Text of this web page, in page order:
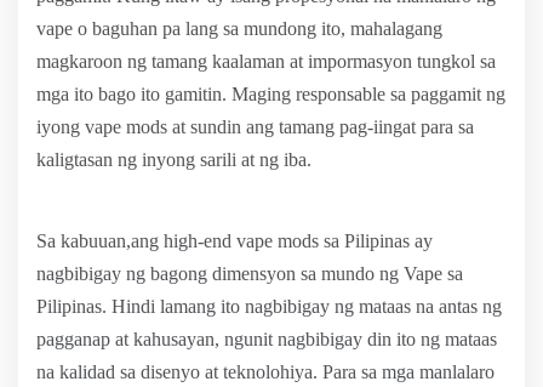
vape o baguhan pa lang sa mundong ito, mahalagang
magkaroon ng tamang kaalaman at impormasyon tungkol sa
mga ito bago ito gamitin. Maging responsable sa paggamit ng
iyong vape mods at sundin ang tamang pag-iingat para sa
kaligtasan ng inyong sarili at ng iba.
Sa kabuuan,ang high-end vape mods sa Pilipinas ay
nagbibigay ng bagong dimensyon sa mundo ng Vape sa
Pilipinas. Hindi lamang ito nagbibigay ng mataas na antas ng
pagganap at kahusayan, ngunit nagbibigay din ito ng mataas
na kalidad sa disenyo at teknolohiya. Para sa mga manlalaro